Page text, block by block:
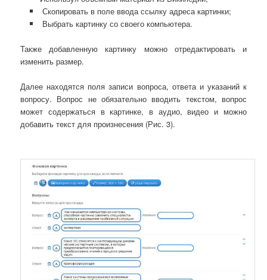
Скопировать в поле ввода ссылку адреса картинки;
Выбрать картинку со своего компьютера.
Также добавленную картинку можно отредактировать и
изменить размер.
Далее находятся поля записи вопроса, ответа и указаний к
вопросу. Вопрос не обязательно вводить текстом, вопрос
может содержаться в картинке, в аудио, видео и можно
добавить текст для произнесения (Рис. 3).